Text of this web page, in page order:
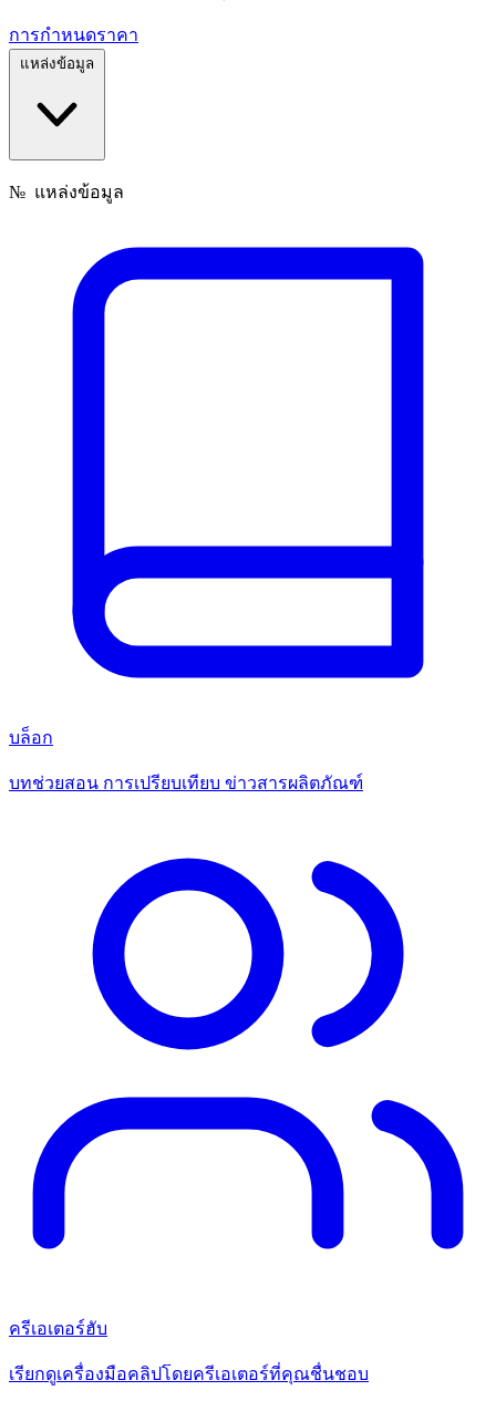
การกำหนดราคา
แหล่งข้อมูล
№ แหล่งข้อมูล
บล็อก
บทช่วยสอน การเปรียบเทียบ ข่าวสารผลิตภัณฑ์
ครีเอเตอร์ฮับ
เรียกดูเครื่องมือคลิปโดยครีเอเตอร์ที่คุณชื่นชอบ